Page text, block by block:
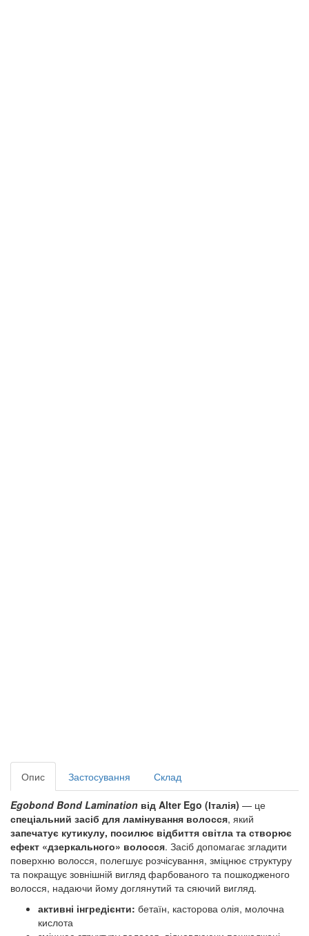
Опис Застосування Склад
Egobond Bond Lamination від Alter Ego (Італія) — це
спеціальний засіб для ламінування волосся, який
запечатує кутикулу, посилює відбиття світла та створює
ефект «дзеркального» волосся. Засіб допомагає згладити
поверхню волосся, полегшує розчісування, зміцнює структуру
та покращує зовнішній вигляд фарбованого та пошкодженого
волосся, надаючи йому доглянутий та сяючий вигляд.
активні інгредієнти: бетаїн, касторова олія, молочна
кислота